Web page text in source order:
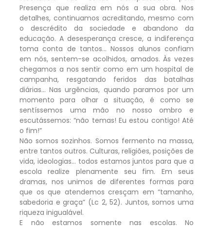
Presença que realiza em nós a sua obra. Nos
detalhes, continuamos acreditando, mesmo com
o descrédito da sociedade e abandono da
educação. A desesperança cresce, a indiferença
toma conta de tantos… Nossos alunos confiam
em nós, sentem-se acolhidos, amados. Às vezes
chegamos a nos sentir como em um hospital de
campanha, resgatando feridos das batalhas
diárias… Nas urgências, quando paramos por um
momento para olhar a situação, é como se
sentíssemos uma mão no nosso ombro e
escutássemos: “não temas! Eu estou contigo! Até
o fim!”
Não somos sozinhos. Somos fermento na massa,
entre tantos outros. Culturas, religiões, posições de
vida, ideologias… todos estamos juntos para que a
escola realize plenamente seu fim. Em seus
dramas, nos unimos de diferentes formas para
que os que atendemos cresçam em “tamanho,
sabedoria e graça” (Lc 2, 52). Juntos, somos uma
riqueza inigualável.
E não estamos somente nas escolas. No